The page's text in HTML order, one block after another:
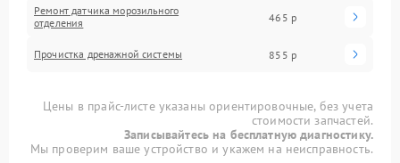
Ремонт датчика морозильного
отделения
465 р
Прочистка дренажной системы 855 р
Цены в прайс-листе указаны ориентировочные, без учета
стоимости запчастей.
Записывайтесь на бесплатную диагностику.
Мы проверим ваше устройство и укажем на неисправность.